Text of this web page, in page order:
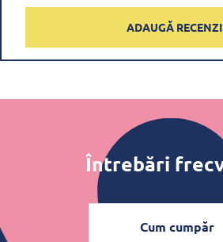
ADAUGĂ
Întrebări
Cum cumpăr